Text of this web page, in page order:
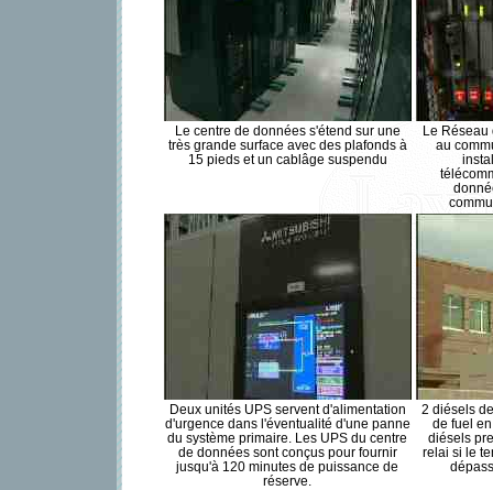
Le centre de données s'étend sur une
très grande surface avec des plafonds à
15 pieds et un cablâge suspendu
Le Réseau
au
Deux unités UPS servent d'alimentation
d'urgence dans l'éventualité d'une panne
du système primaire. Les UPS du centre
de données sont conçus pour fournir
jusqu'à 120 minutes de puissance de
réserve.
2 diésels
de fuel
diésels
relai si le